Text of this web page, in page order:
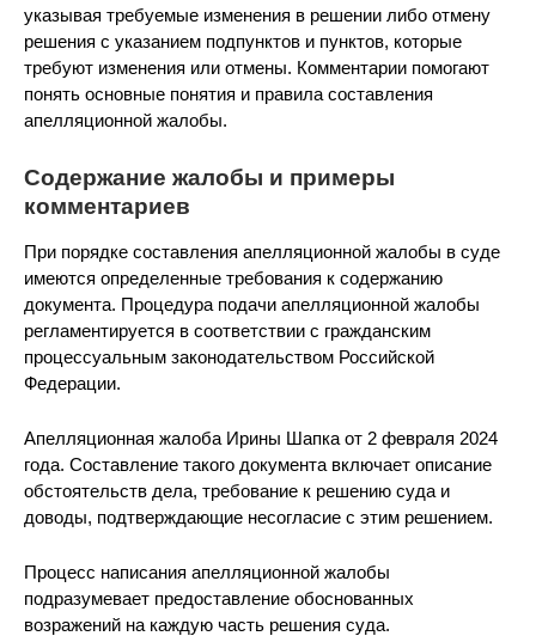
указывая требуемые изменения в решении либо отмену
решения с указанием подпунктов и пунктов, которые
требуют изменения или отмены. Комментарии помогают
понять основные понятия и правила составления
апелляционной жалобы.
Содержание жалобы и примеры
комментариев
При порядке составления апелляционной жалобы в суде
имеются определенные требования к содержанию
документа. Процедура подачи апелляционной жалобы
регламентируется в соответствии с гражданским
процессуальным законодательством Российской
Федерации.
Апелляционная жалоба Ирины Шапка от 2 февраля 2024
года. Составление такого документа включает описание
обстоятельств дела, требование к решению суда и
доводы, подтверждающие несогласие с этим решением.
Процесс написания апелляционной жалобы
подразумевает предоставление обоснованных
возражений на каждую часть решения суда.